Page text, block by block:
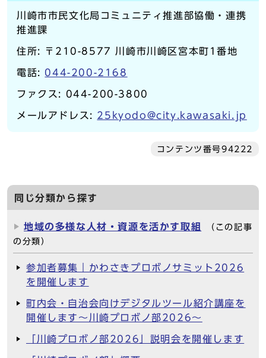
川崎市市民文化局コミュニティ推進部協働・連携
推進課
住所: 〒210-8577 川崎市川崎区宮本町1番地
電話: 044-200-2168
ファクス: 044-200-3800
メールアドレス: 25kyodo@city.kawasaki.jp
コンテンツ番号94222
同じ分類から探す
地域の多様な人材・資源を活かす取組
（この記事
の分類）
参加者募集｜かわさきプロボノサミット2026
を開催します
町内会・自治会向けデジタルツール紹介講座を
開催します～川崎プロボノ部2026～
「川崎プロボノ部2026」説明会を開催します